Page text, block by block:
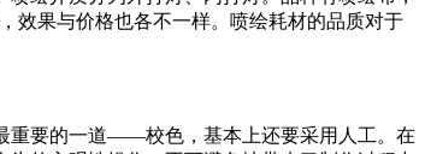
效果与价格也各不一样。喷绘耗材的品质对于
重要的一道——校色，基本上还要采用人工。在